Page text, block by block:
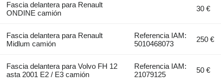
Fascia delantera para Renault
ONDINE camión
30 €
Fascia delantera para Renault
Midlum camión
Referencia IAM:
5010468073
250 €
Fascia delantera para Volvo FH 12
asta 2001 E2 / E3 camión
Referencia IAM:
21079125
50 €